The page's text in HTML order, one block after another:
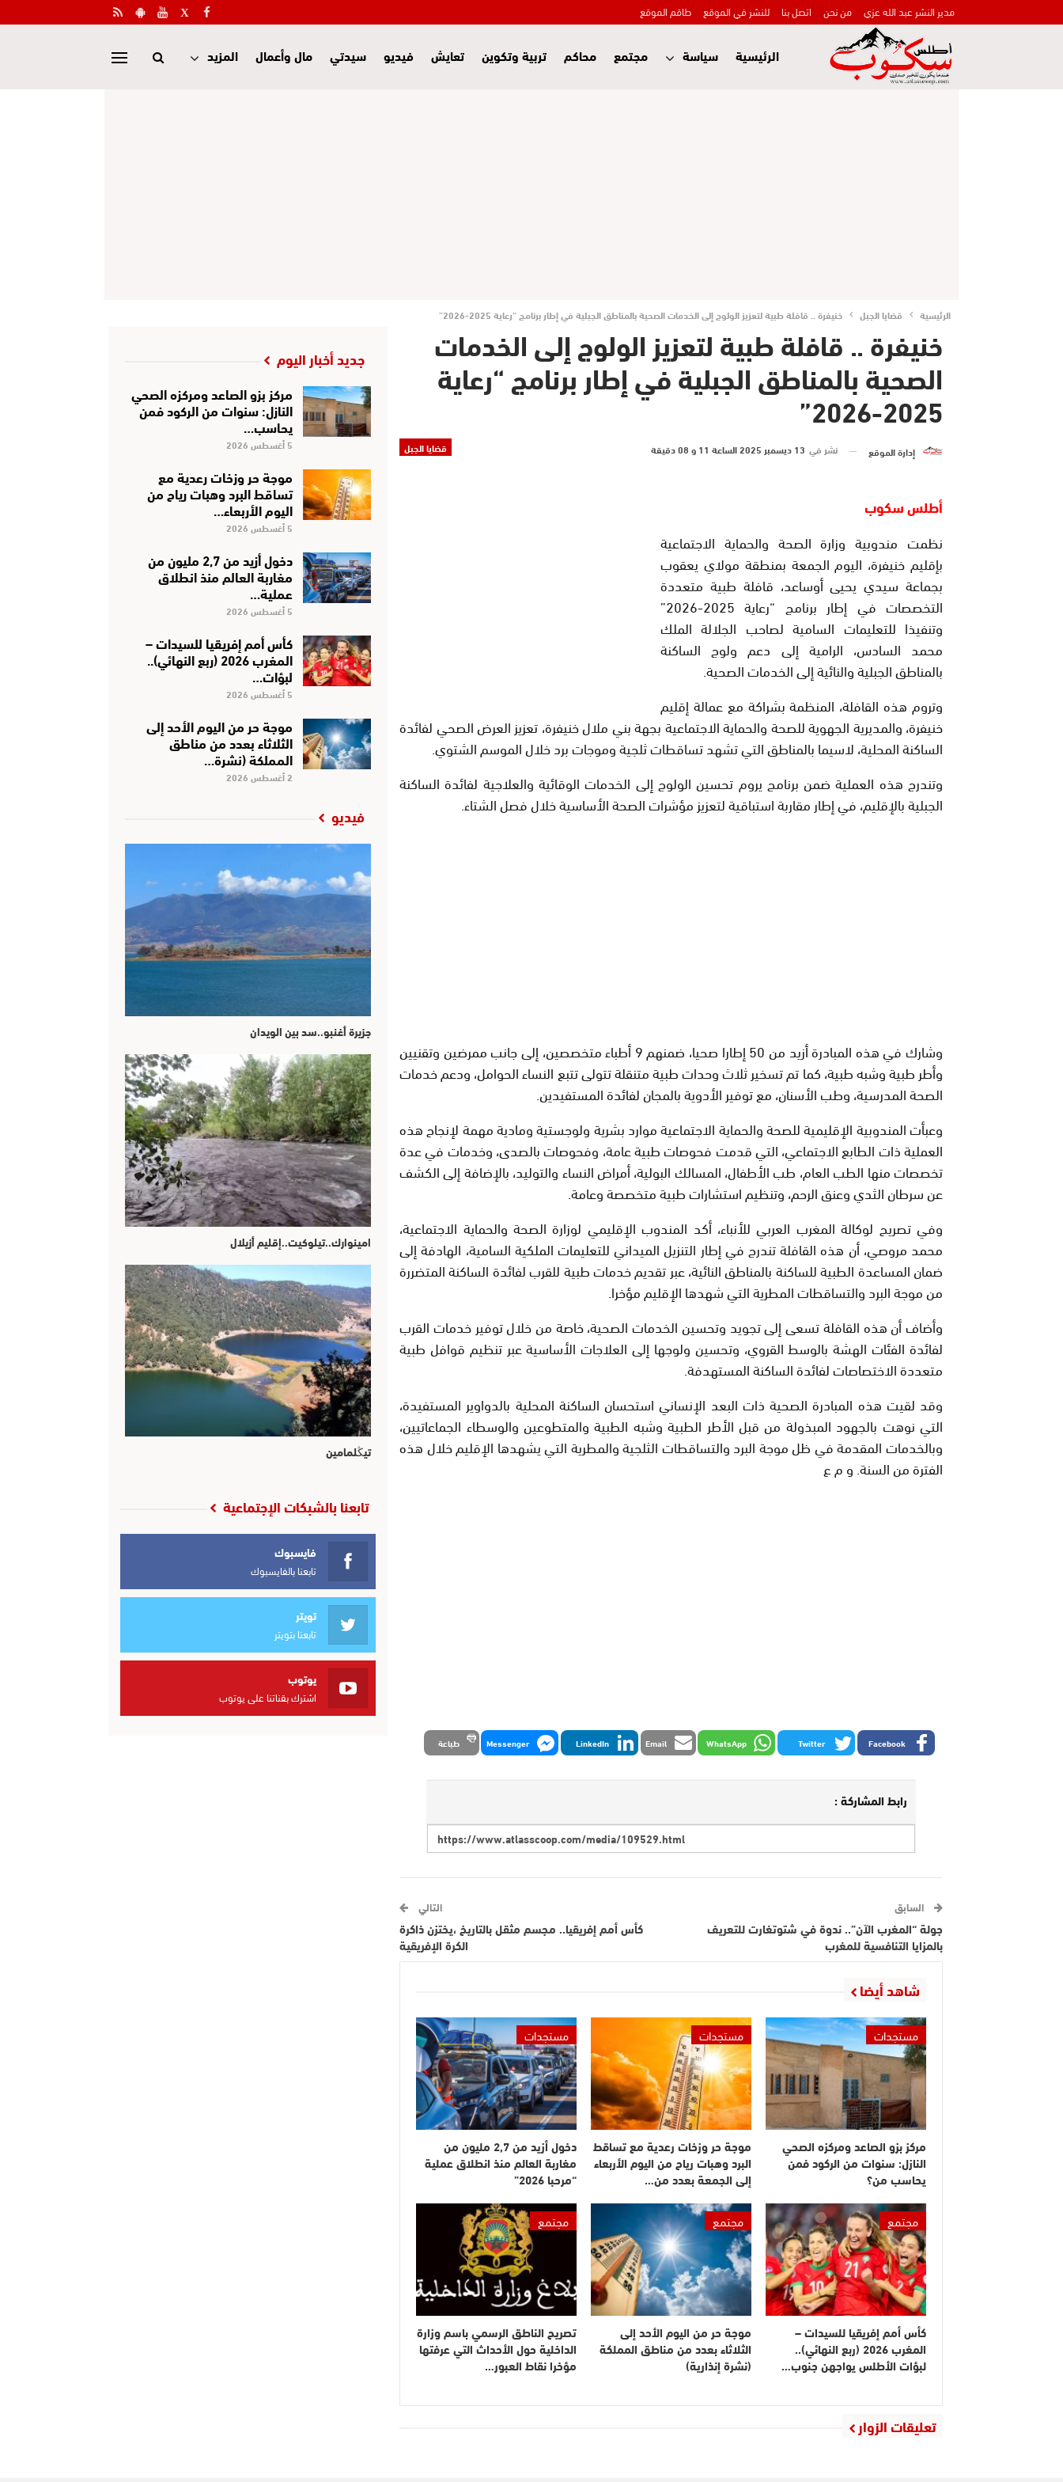
مدير النشر عبد الله عزي من نحن اتصل بنا للنشر في الموقع طاقم الموقع
الرئيسية سياسة مجتمع محاكم تربية وتكوين تعايش فيديو سيدتي مال وأعمال المزيد
الرئيسية قضايا الجبل خنيفرة .. قافلة طبية لتعزيز الولوج إلى الخدمات الصحية بالمناطق الجبلية في إطار برنامج “رعاية 2025-2026”
خنيفرة .. قافلة طبية لتعزيز الولوج إلى الخدمات
الصحية بالمناطق الجبلية في إطار برنامج “رعاية
2025-2026”
قضايا الجبل إدارة الموقع نشر في 13 ديسمبر 2025 الساعة 11 و 08 دقيقة
أطلس سكوب
نظمت مندوبية وزارة الصحة والحماية الاجتماعية
بإقليم خنيفرة، اليوم الجمعة بمنطقة مولاي يعقوب
بجماعة سيدي يحيى أوساعد، قافلة طبية متعددة
التخصصات في إطار برنامج “رعاية 2025-2026”
وتنفيذا للتعليمات السامية لصاحب الجلالة الملك
محمد السادس، الرامية إلى دعم ولوج الساكنة
بالمناطق الجبلية والنائية إلى الخدمات الصحية.
وتروم هذه القافلة، المنظمة بشراكة مع عمالة إقليم
خنيفرة، والمديرية الجهوية للصحة والحماية الاجتماعية بجهة بني ملال خنيفرة، تعزيز العرض الصحي لفائدة
الساكنة المحلية، لاسيما بالمناطق التي تشهد تساقطات ثلجية وموجات برد خلال الموسم الشتوي.
وتندرج هذه العملية ضمن برنامج يروم تحسين الولوج إلى الخدمات الوقائية والعلاجية لفائدة الساكنة
الجبلية بالإقليم، في إطار مقاربة استباقية لتعزيز مؤشرات الصحة الأساسية خلال فصل الشتاء.
وشارك في هذه المبادرة أزيد من 50 إطارا صحيا، ضمنهم 9 أطباء متخصصين، إلى جانب ممرضين وتقنيين
وأطر طبية وشبه طبية، كما تم تسخير ثلاث وحدات طبية متنقلة تتولى تتبع النساء الحوامل، ودعم خدمات
الصحة المدرسية، وطب الأسنان، مع توفير الأدوية بالمجان لفائدة المستفيدين.
وعبأت المندوبية الإقليمية للصحة والحماية الاجتماعية موارد بشرية ولوجستية ومادية مهمة لإنجاح هذه
العملية ذات الطابع الاجتماعي، التي قدمت فحوصات طبية عامة، وفحوصات بالصدى، وخدمات في عدة
تخصصات منها الطب العام، طب الأطفال، المسالك البولية، أمراض النساء والتوليد، بالإضافة إلى الكشف
عن سرطان الثدي وعنق الرحم، وتنظيم استشارات طبية متخصصة وعامة.
وفي تصريح لوكالة المغرب العربي للأنباء، أكد المندوب الإقليمي لوزارة الصحة والحماية الاجتماعية،
محمد مروصي، أن هذه القافلة تندرج في إطار التنزيل الميداني للتعليمات الملكية السامية، الهادفة إلى
ضمان المساعدة الطبية للساكنة بالمناطق النائية، عبر تقديم خدمات طبية للقرب لفائدة الساكنة المتضررة
من موجة البرد والتساقطات المطرية التي شهدها الإقليم مؤخرا.
وأضاف أن هذه القافلة تسعى إلى تجويد وتحسين الخدمات الصحية، خاصة من خلال توفير خدمات القرب
لفائدة الفئات الهشة بالوسط القروي، وتحسين ولوجها إلى العلاجات الأساسية عبر تنظيم قوافل طبية
متعددة الاختصاصات لفائدة الساكنة المستهدفة.
وقد لقيت هذه المبادرة الصحية ذات البعد الإنساني استحسان الساكنة المحلية بالدواوير المستفيدة،
التي نوهت بالجهود المبذولة من قبل الأطر الطبية وشبه الطبية والمتطوعين والوسطاء الجماعاتيين،
وبالخدمات المقدمة في ظل موجة البرد والتساقطات الثلجية والمطرية التي يشهدها الإقليم خلال هذه
الفترة من السنة. و م ع
Facebook
Twitter
WhatsApp
Email
LinkedIn
Messenger طباعة
رابط المشاركة :
السابق
جولة “المغرب الآن”.. ندوة في شتوتغارت للتعريف
بالمزايا التنافسية للمغرب
التالي
كأس أمم إفريقيا.. مجسم مثقل بالتاريخ ،يختزن ذاكرة
الكرة الإفريقية
شاهد أيضا
مستجدات
مركز بزو الصاعد ومركزه الصحي
النازل: سنوات من الركود فمن
يحاسب من؟
مستجدات
موجة حر وزخات رعدية مع تساقط
البرد وهبات رياح من اليوم الأربعاء
إلى الجمعة بعدد من…
مستجدات
دخول أزيد من 2,7 مليون من
مغاربة العالم منذ انطلاق عملية
“مرحبا 2026”
مجتمع
كأس أمم إفريقيا للسيدات –
المغرب 2026 (ربع النهائي)..
لبؤات الأطلس يواجهن جنوب…
مجتمع
موجة حر من اليوم الأحد إلى
الثلاثاء بعدد من مناطق المملكة
(نشرة إنذارية)
مجتمع
تصريح الناطق الرسمي باسم وزارة
الداخلية حول الأحداث التي عرفتها
مؤخرا نقاط العبور…
تعليقات الزوار
جديد أخبار اليوم
مركز بزو الصاعد ومركزه الصحي
النازل: سنوات من الركود فمن
يحاسب…
5 أغسطس 2026
موجة حر وزخات رعدية مع
تساقط البرد وهبات رياح من
اليوم الأربعاء…
5 أغسطس 2026
دخول أزيد من 2,7 مليون من
مغاربة العالم منذ انطلاق
عملية…
5 أغسطس 2026
كأس أمم إفريقيا للسيدات –
المغرب 2026 (ربع النهائي)..
لبؤات…
5 أغسطس 2026
موجة حر من اليوم الأحد إلى
الثلاثاء بعدد من مناطق
المملكة (نشرة…
2 أغسطس 2026
فيديو
جزيرة أغنبو..سد بين الويدان
امينوارك..تيلوكيت..إقليم أزيلال
تيڭلمامين
تابعنا بالشبكات الإجتماعية
فايسبوك
تابعنا بالفايسبوك
تويتر
تابعنا بتويتر
يوتوب
اشترك بقناتنا على يوتوب